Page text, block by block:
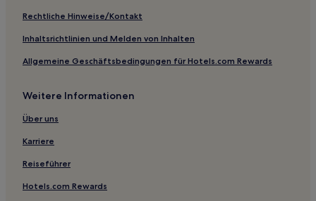
Rechtliche Hinweise/Kontakt
Inhaltsrichtlinien und Melden von Inhalten
Allgemeine Geschäftsbedingungen für Hotels.com Rewards
Weitere Informationen
Über uns
Karriere
Reiseführer
Hotels.com Rewards